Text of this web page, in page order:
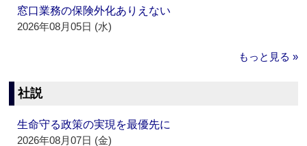
窓口業務の保険外化ありえない
2026年08月05日 (水)
もっと見る »
社説
生命守る政策の実現を最優先に
2026年08月07日 (金)